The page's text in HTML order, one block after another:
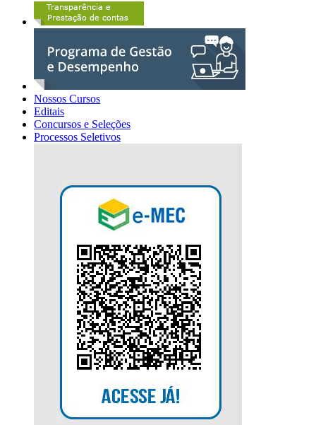
Nossos Cursos
Editais
Concursos e Seleções
Processos Seletivos